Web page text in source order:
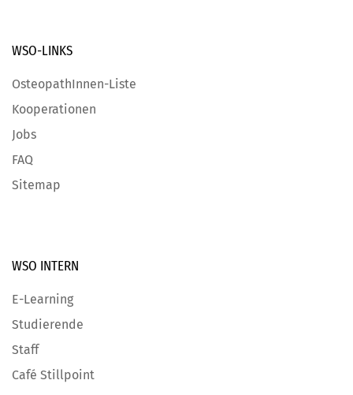
WSO-LINKS
OsteopathInnen-Liste
Kooperationen
Jobs
FAQ
Sitemap
WSO INTERN
E-Learning
Studierende
Staff
Café Stillpoint